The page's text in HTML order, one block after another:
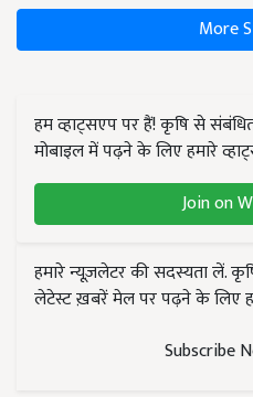
More
हम व्हाट्सएप पर हैं! कृषि से
मोबाइल में पढ़ने के लिए हमारे
Join on
हमारे न्यूज़लेटर की सदस्यता लें.
लेटेस्ट ख़बरें मेल पर पढ़ने के लिए
Subscribe